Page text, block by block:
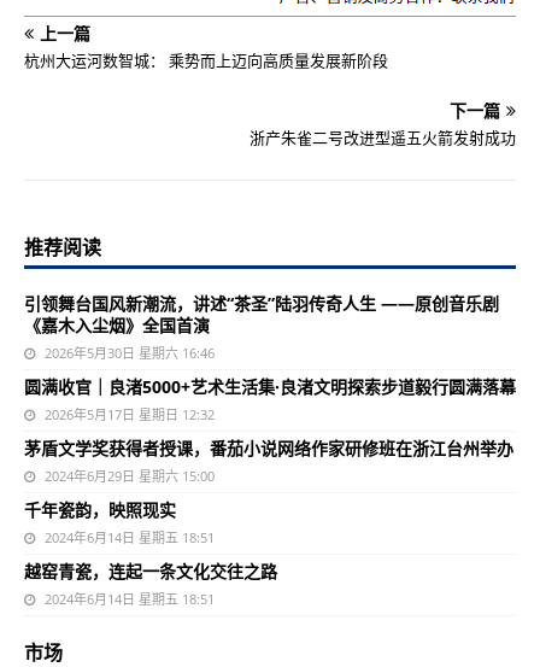
上一篇
杭州大运河数智城： 乘势而上迈向高质量发展新阶段
下一篇
浙产朱雀二号改进型遥五火箭发射成功
推荐阅读
引领舞台国风新潮流，讲述“茶圣”陆羽传奇人生 ——原创音乐剧
《嘉木入尘烟》全国首演
2026年5月30日 星期六 16:46
圆满收官｜良渚5000+艺术生活集·良渚文明探索步道毅行圆满落幕
2026年5月17日 星期日 12:32
茅盾文学奖获得者授课，番茄小说网络作家研修班在浙江台州举办
2024年6月29日 星期六 15:00
千年瓷韵，映照现实
2024年6月14日 星期五 18:51
越窑青瓷，连起一条文化交往之路
2024年6月14日 星期五 18:51
市场